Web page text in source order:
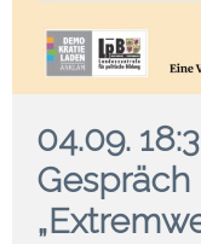
04.09.
Gespräch